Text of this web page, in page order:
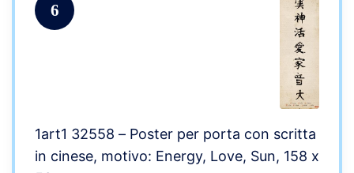
6
1art1 32558 – Poster per porta con scritta
in cinese, motivo: Energy, Love, Sun, 158 x